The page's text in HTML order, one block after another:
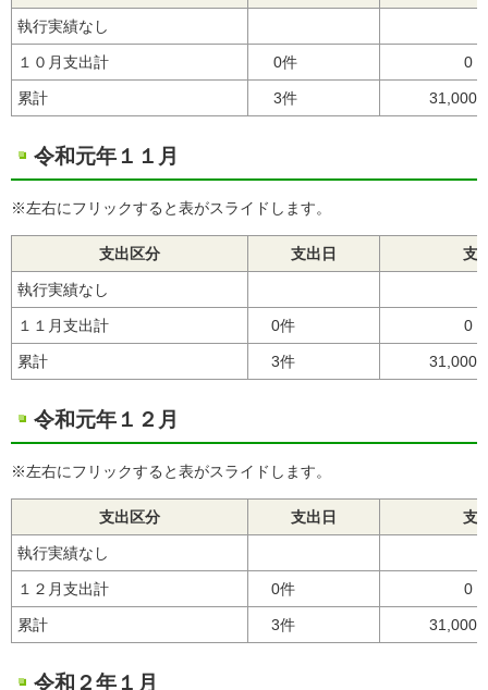
執行実績なし
１０月支出計 0件 0
累計 3件 31,000
令和元年１１月
※左右にフリックすると表がスライドします。
支出区分 支出日 支
執行実績なし
１１月支出計 0件 0
累計 3件 31,000
令和元年１２月
※左右にフリックすると表がスライドします。
支出区分 支出日 支
執行実績なし
１２月支出計 0件 0
累計 3件 31,000
令和２年１月